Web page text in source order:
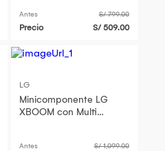
Antes S/ 799.00
Precio S/ 509.00
LG
Minicomponente LG
XBOOM con Multi
Antes S/ 1,099.00